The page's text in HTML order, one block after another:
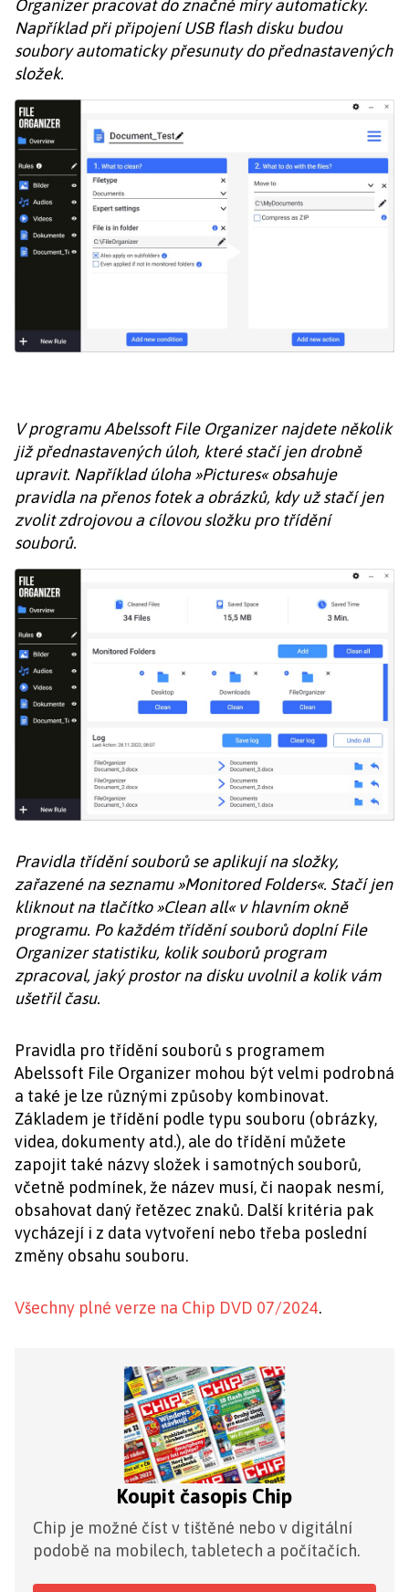
Organizer pracovat do značné míry automaticky.
Například při připojení USB flash disku budou
soubory automaticky přesunuty do přednastavených
složek.
V programu Abelssoft File Organizer najdete několik
již přednastavených úloh, které stačí jen drobně
upravit. Například úloha »Pictures« obsahuje
pravidla na přenos fotek a obrázků, kdy už stačí jen
zvolit zdrojovou a cílovou složku pro třídění
souborů.
Pravidla třídění souborů se aplikují na složky,
zařazené na seznamu »Monitored Folders«. Stačí jen
kliknout na tlačítko »Clean all« v hlavním okně
programu. Po každém třídění souborů doplní File
Organizer statistiku, kolik souborů program
zpracoval, jaký prostor na disku uvolnil a kolik vám
ušetřil času.
Pravidla pro třídění souborů s programem
Abelssoft File Organizer mohou být velmi podrobná
a také je lze různými způsoby kombinovat.
Základem je třídění podle typu souboru (obrázky,
videa, dokumenty atd.), ale do třídění můžete
zapojit také názvy složek i samotných souborů,
včetně podmínek, že název musí, či naopak nesmí,
obsahovat daný řetězec znaků. Další kritéria pak
vycházejí i z data vytvoření nebo třeba poslední
změny obsahu souboru.
Všechny plné verze na Chip DVD 07/2024.
Koupit časopis Chip
Chip je možné číst v tištěné nebo v digitální
podobě na mobilech, tabletech a počítačích.